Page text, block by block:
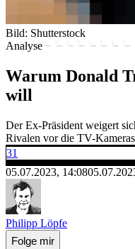
Bild: Shutterstock
Analyse
Warum Donald
will
Der Ex-Präsident weigert
Rivalen vor die TV-
31
05.07.2023, 14:08
Philipp Löpfe
Folge mir